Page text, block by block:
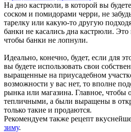
На дно кастрюли, в которой вы
соском и помидорами черри, не
тарелку или какую-то другую
банки не касались дна кастрюли. Это
чтобы банки не лопнули.
Идеально, конечно, будет, если для
вы будете использовать свои
выращенные на приусадебном
возможности у вас нет, то вполне
рынка или магазина. Главное, чтобы
тепличными, а были выращены в
только такие и продаются.
Рекомендуем также рецепт
зиму.